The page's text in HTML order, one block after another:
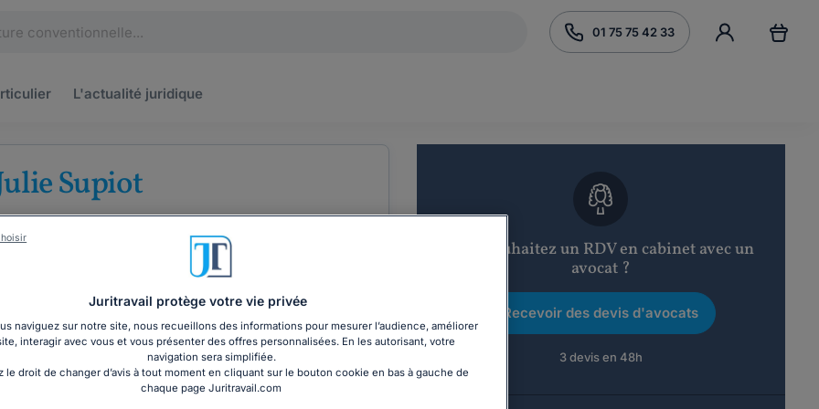
01 75 75 42 33
L'actualité juridique
Supiot
barreau de Nantes
COORDONNÉES
Vous souhaitez un RDV en cabinet avec un
avocat ?
Recevoir des devis d'avocats
3 devis en 48h
Juritravail protège votre vie privée
naviguez sur notre site, nous recueillons des informations pour mesurer l’audience, améliorer
interagir avec vous et vous présenter des offres personnalisées. En les autorisant, votre
navigation sera simplifiée.
le droit de changer d’avis à tout moment en cliquant sur le bouton cookie en bas à gauche de
chaque page Juritravail.com